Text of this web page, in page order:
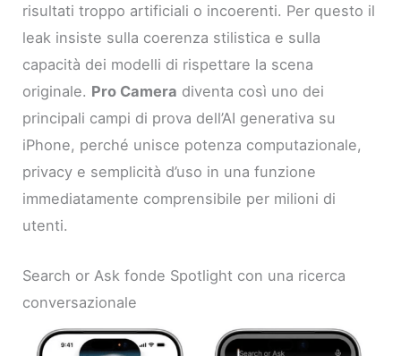
risultati troppo artificiali o incoerenti. Per questo il
leak insiste sulla coerenza stilistica e sulla
capacità dei modelli di rispettare la scena
originale. Pro Camera diventa così uno dei
principali campi di prova dell’AI generativa su
iPhone, perché unisce potenza computazionale,
privacy e semplicità d’uso in una funzione
immediatamente comprensibile per milioni di
utenti.
Search or Ask fonde Spotlight con una ricerca
conversazionale